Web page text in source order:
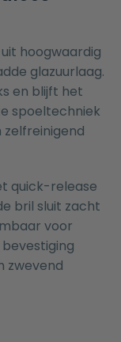
hoogwaardig
glazuurlaag.
en blijft het
spoeltechniek
quick-release
bril sluit zacht
voor
zwevend